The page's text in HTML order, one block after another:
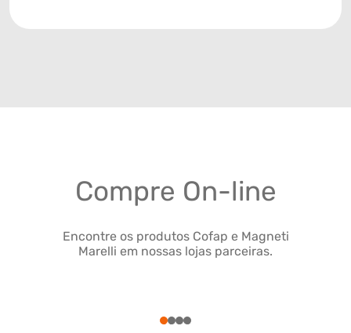
Compre On-line
Encontre os produtos Cofap e Magneti
Marelli em nossas lojas parceiras.
1234